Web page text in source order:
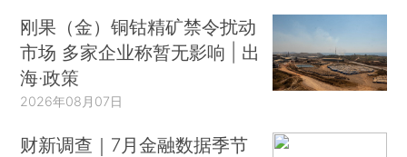
刚果（金）铜钴精矿禁令扰动
市场 多家企业称暂无影响 | 出
海·政策
2026年08月07日
财新调查｜7月金融数据季节